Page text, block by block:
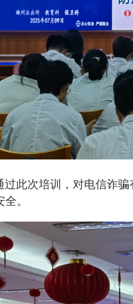
过此次培训，对电信诈
。